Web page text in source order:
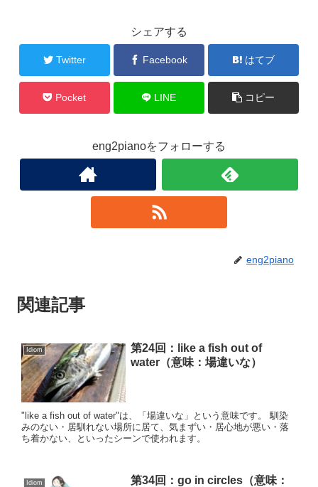
シェアする
Twitter Facebook はてブ
Pocket LINE コピー
eng2pianoをフォローする
eng2piano
関連記事
Idiom
第24回：like a fish out of
water（意味：場違いな）
"like a fish out of water"は、「場違いな」という意味です。 馴染
みのない・居馴れない場所に居て、気まずい・居心地が悪い・落
ち着かない、といったシーンで使われます。
Idiom
第34回：go in circles（意味：